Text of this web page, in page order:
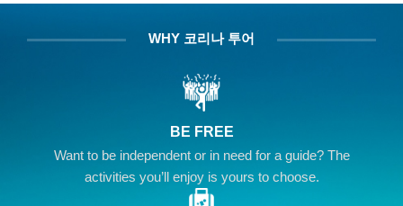
WHY 코리나 투어
BE FREE
Want to be independent or in need for a guide? The
activities you’ll enjoy is yours to choose.